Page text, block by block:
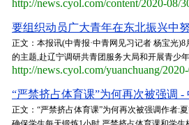
http://news.cyol.com/content/2020-08/
要组织动员广大青年在东北振兴中
正文：本报讯(中青报·中青网见习记者 杨宝光
的主题,赴辽宁调研共青团服务大局和开展青少
http://news.cyol.com/yuanchuang/
“严禁挤占体育课”为何再次被强调 -
正文：“严禁挤占体育课”为何再次被强调作者: